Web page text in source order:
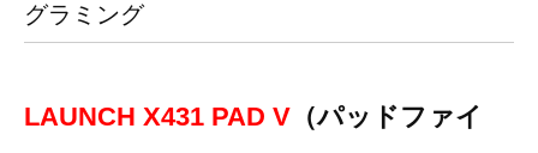
オプション品（17）
安定化電源ユニット（8）
ドイツ車（211）
その他（8）
スウェーデン車（45）
イモビライザーOFF（1）
グラミング
LAUNCH X431 PAD V （パッドファイ